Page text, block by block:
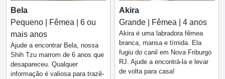
Bela
Pequeno | Fêmea | 6 ou
mais anos
Ajude a encontrar Bela, nossa
Shih Tzu marrom de 6 anos que
desapareceu. Qualquer
informação é valiosa para trazê-
Akira
Grande | Fêmea | 4 anos
Akira é uma labradora fêmea
branca, mansa e tímida. Ela
fugiu do canil em Nova Friburgo
RJ. Ajude a encontrá-la e levar
de volta para casa!